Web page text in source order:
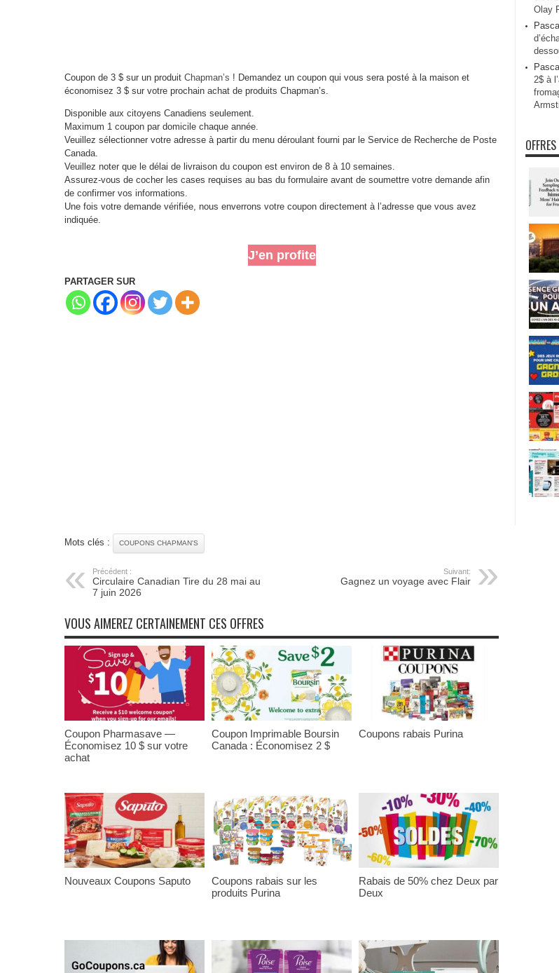
Coupon de 3 $ sur un produit Chapman’s ! Demandez un coupon qui vous sera posté à la maison et
économisez 3 $ sur votre prochain achat de produits Chapman’s.
Disponible aux citoyens Canadiens seulement.
Maximum 1 coupon par domicile chaque année.
Veuillez sélectionner votre adresse à partir du menu déroulant fourni par le Service de Recherche de Poste
Canada.
Veuillez noter que le délai de livraison du coupon est environ de 8 à 10 semaines.
Assurez-vous de cocher les cases requises au bas du formulaire avant de soumettre votre demande afin
de confirmer vos informations.
Une fois votre demande vérifiée, nous enverrons votre coupon directement à l’adresse que vous avez
indiquée.
J’en profite
PARTAGER SUR
Mots clés : COUPONS CHAPMAN'S
Précédent :
Circulaire Canadian Tire du 28 mai au
7 juin 2026
Suivant:
Gagnez un voyage avec Flair
VOUS AIMEREZ CERTAINEMENT CES OFFRES
Coupon Pharmasave —
Économisez 10 $ sur votre
achat
Coupon Imprimable Boursin
Canada : Économisez 2 $
Coupons rabais Purina
Nouveaux Coupons Saputo
Coupons rabais sur les
produits Purina
Rabais de 50% chez Deux par
Deux
Olay
2$ à